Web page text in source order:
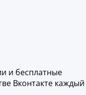
и бесплатные
Вконтакте каждый